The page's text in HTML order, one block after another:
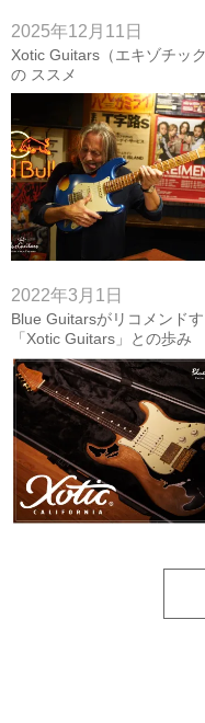
2025年12月11日
Xotic Guitars（エキゾチック
の ススメ
2022年3月1日
Blue Guitarsがリコメンドす
「Xotic Guitars」との歩み